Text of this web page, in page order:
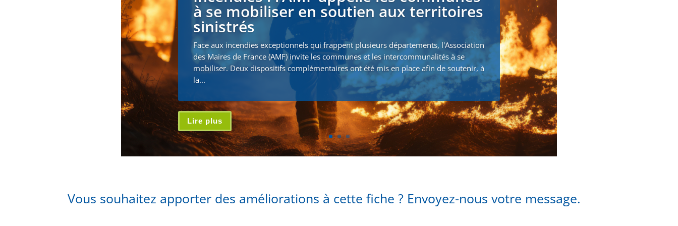
à se mobiliser en soutien aux territoires
sinistrés
Face aux incendies exceptionnels qui frappent plusieurs départements, l'Association
des Maires de France (AMF) invite les communes et les intercommunalités à se
mobiliser. Deux dispositifs complémentaires ont été mis en place afin de soutenir, à
la...
Lire plus
Vous souhaitez apporter des améliorations à cette fiche ? Envoyez-nous votre message.